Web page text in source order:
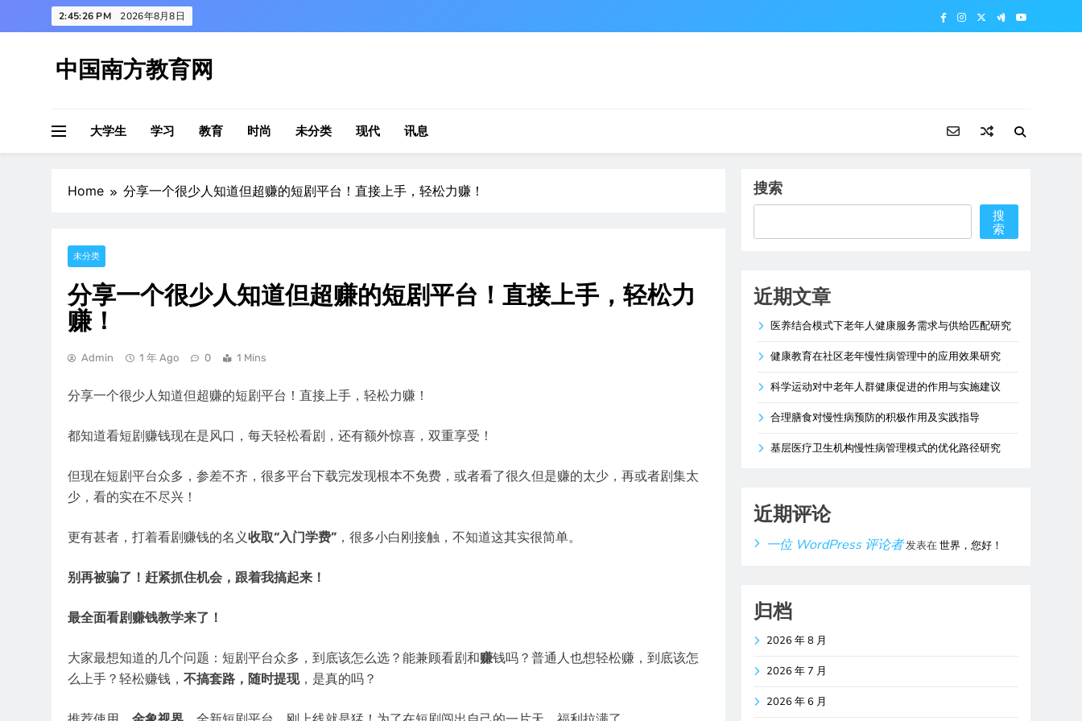
to
2:45:27 PM 2026年8月8日
中国南方教育网
大学生 学习 教育 时尚 未分类 现代 讯息
Home 分享一个很少人知道但超赚的短剧平台！直接上手，轻松力赚！
未分类
分享一个很少人知道但超赚的短剧平台！直接上手，轻松力
赚！
Admin 1 年 Ago 0 1 Mins
分享一个很少人知道但超赚的短剧平台！直接上手，轻松力赚！
都知道看短剧赚钱现在是风口，每天轻松看剧，还有额外惊喜，双重享受！
但现在短剧平台众多，参差不齐，很多平台下载完发现根本不免费，或者看了很久但是赚的太少，再或者剧集太
少，看的实在不尽兴！
更有甚者，打着看剧赚钱的名义收取“入门学费” ，很多小白刚接触，不知道这其实很简单。
别再被骗了！赶紧抓住机会，跟着我搞起来！
最全面看剧赚钱教学来了！
大家最想知道的几个问题：短剧平台众多，到底该怎么选？能兼顾看剧和赚钱吗？普通人也想轻松赚，到底该怎
么上手？轻松赚钱， 不搞套路，随时提现，是真的吗？
搜索
搜
索
近期文章
医养结合模式下老年人健康服务需求与供给匹配研究
健康教育在社区老年慢性病管理中的应用效果研究
科学运动对中老年人群健康促进的作用与实施建议
合理膳食对慢性病预防的积极作用及实践指导
基层医疗卫生机构慢性病管理模式的优化路径研究
近期评论
一位 WordPress 评论者发表在世界，您好！
归档
2026 年 8 月
2026 年 7 月
2026 年 6 月